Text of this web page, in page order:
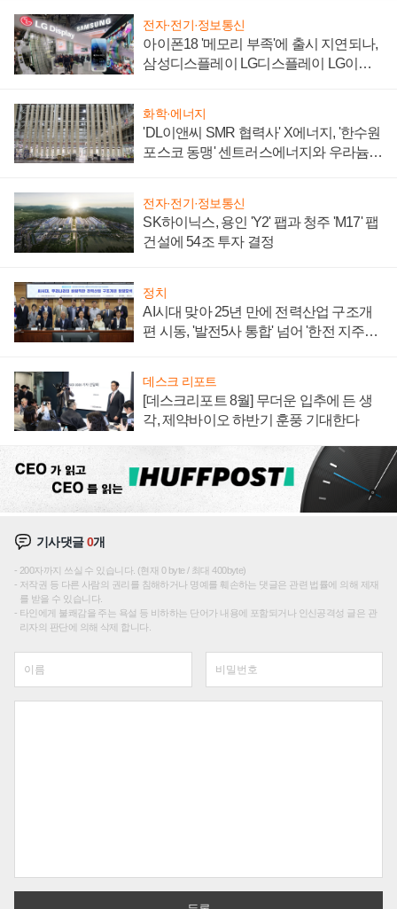
전자·전기·정보통신
아이폰18 '메모리 부족'에 출시 지연되나,
삼성디스플레이 LG디스플레이 LG이노
화학·에너지
'DL이앤씨 SMR 협력사' X에너지, '한수원
포스코 동맹' 센트러스에너지와 우라늄
전자·전기·정보통신
SK하이닉스, 용인 'Y2' 팹과 청주 'M17' 팹
건설에 54조 투자 결정
정치
AI시대 맞아 25년 만에 전력산업 구조개
편 시동, '발전5사 통합' 넘어 '한전 지주사'
데스크 리포트
[데스크리포트 8월] 무더운 입추에 든 생
각, 제약바이오 하반기 훈풍 기대한다
기사댓글0개
200자까지 쓰실 수 있습니다. (현재 0 byte / 최대 400byte)
저작권 등 다른 사람의 권리를 침해하거나 명예를 훼손하는 댓글은 관련 법률에 의해 제재
를 받을 수 있습니다.
타인에게 불쾌감을 주는 욕설 등 비하하는 단어가 내용에 포함되거나 인신공격성 글은 관
리자의 판단에 의해 삭제 합니다.